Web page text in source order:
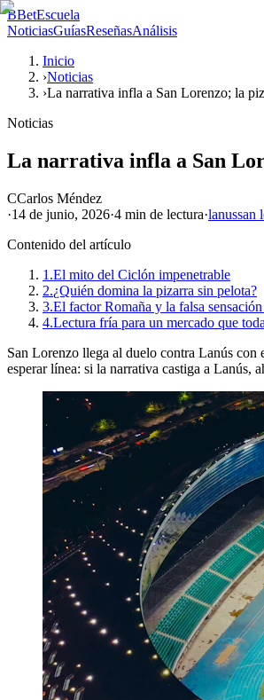
BBetEscuela
NoticiasGuíasReseñasAnálisis
Inicio
›Noticias
›La narrativa infla a San Lorenzo; la
Noticias
La narrativa infla a San
CCarlos Méndez
·14 de junio, 2026·4 min de lectura·lanussan
Contenido del artículo
1.El mito del Ciclón impenetrable
2.¿Quién domina la pizarra sin pelota?
3.El factor Romaña y la falsa
4.Lectura fría para un mercado que
San Lorenzo llega al duelo contra Lanús
esperar línea: si la narrativa castiga a Lanús,